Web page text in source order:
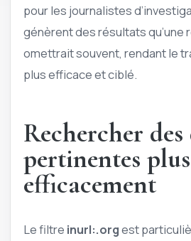
pour les journalistes
génèrent des résultats qu’une
omettrait souvent, rendant le
plus efficace et ciblé.
Rechercher des
pertinentes plus
efficacement
Le filtre inurl:.orgest